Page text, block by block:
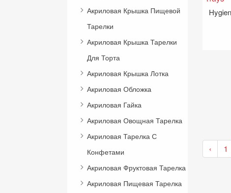
Акриловая Крышка Пищевой
Тарелки
Акриловая Крышка Тарелки
Для Торта
Акриловая Крышка Лотка
Акриловая Обложка
Акриловая Гайка
Акриловая Овощная Тарелка
Акриловая Тарелка С
Конфетами
Акриловая Фруктовая Тарелка
Акриловая Пищевая Тарелка
‹ 1